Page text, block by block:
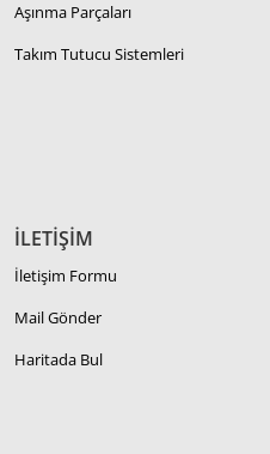
Aşınma Parçaları
Takım Tutucu Sistemleri
İLETİŞİM
İletişim Formu
Mail Gönder
Haritada Bul